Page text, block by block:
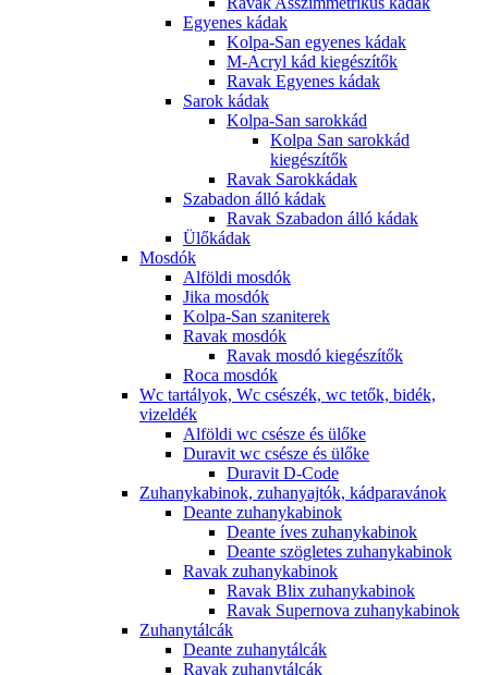
Egyenes kádak
Kolpa-San egyenes kádak
M-Acryl kád kiegészítők
Ravak Egyenes kádak
Sarok kádak
Kolpa-San sarokkád
Kolpa San sarokkád
kiegészítők
Ravak Sarokkádak
Szabadon álló kádak
Ravak Szabadon álló kádak
Ülőkádak
Mosdók
Alföldi mosdók
Jika mosdók
Kolpa-San szaniterek
Ravak mosdók
Ravak mosdó kiegészítők
Roca mosdók
Wc tartályok, Wc csészék, wc tetők, bidék,
vizeldék
Alföldi wc csésze és ülőke
Duravit wc csésze és ülőke
Duravit D-Code
Zuhanykabinok, zuhanyajtók, kádparavánok
Deante zuhanykabinok
Deante íves zuhanykabinok
Deante szögletes zuhanykabinok
Ravak zuhanykabinok
Ravak Blix zuhanykabinok
Ravak Supernova zuhanykabinok
Zuhanytálcák
Deante zuhanytálcák
Ravak zuhanytálcák